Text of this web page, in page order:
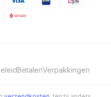
BetalenVerpakkingen